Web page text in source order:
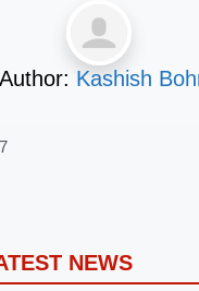
Author: Kashish
NEWS